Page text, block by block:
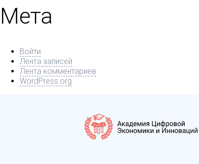
Мета
Войти
Лента записей
Лента комментариев
WordPress.org